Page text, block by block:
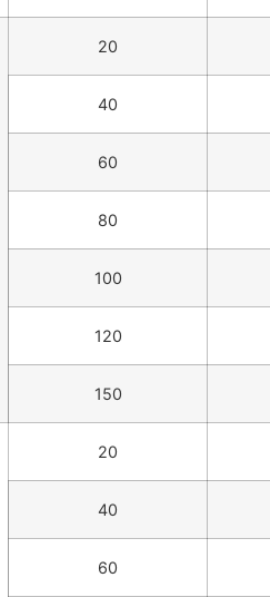
20
40
60
80
100
120
150
20
40
60